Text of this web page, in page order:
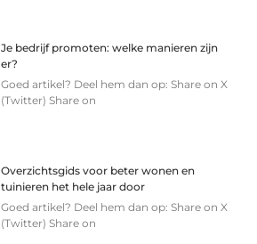
Je bedrijf promoten: welke manieren zijn
er?
Goed artikel? Deel hem dan op: Share on X
(Twitter) Share on
Overzichtsgids voor beter wonen en
tuinieren het hele jaar door
Goed artikel? Deel hem dan op: Share on X
(Twitter) Share on